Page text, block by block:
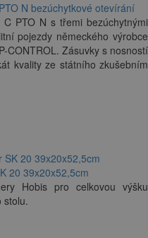
N bezúchytkové otevírání
PTO N s třemi bezúchytnými
pojezdy německého výrobce
CONTROL. Zásuvky s nosností
kvality ze státního zkušebním
20 39x20x52,5cm
Hobis pro celkovou výšku
stolu.